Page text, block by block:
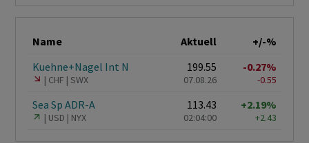
Name Aktuell
+/-%
Kuehne+Nagel Int N
CHF SWX
199.55
07.08.26
-0.27%
-0.55
Sea Sp ADR-A
USD NYX
113.43
02:04:00
+2.19%
+2.43